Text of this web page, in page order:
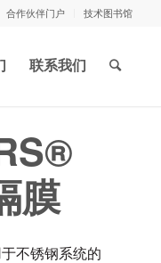
合作伙伴门户 技术图书馆
联系我们
膜
不锈钢系统的